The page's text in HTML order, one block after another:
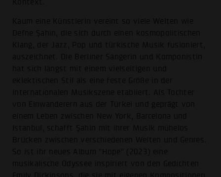
Kaum eine Künstlerin vereint so viele Welten wie
Defne Şahin, die sich durch einen kosmopolitischen
Klang, der Jazz, Pop und türkische Musik fusioniert,
auszeichnet. Die Berliner Sängerin und Komponistin
hat sich längst mit einem vielseitigen und
eklektischen Stil als eine feste Größe in der
internationalen Musikszene etabliert. Als Tochter
von Einwanderern aus der Türkei und geprägt von
einem Leben zwischen New York, Barcelona und
Istanbul, schafft Şahin mit ihrer Musik mühelos
Brücken zwischen verschiedenen Welten und Genres.
So ist ihr neues Album "Hope" (2023) eine
musikalische Odyssee inspiriert von den Gedichten